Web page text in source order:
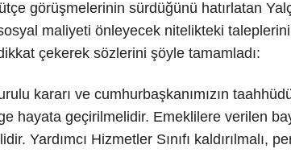
görüşmelerinin sürdüğünü hatırlatan
maliyeti önleyecek nitelikteki
çekerek sözlerini şöyle tamamladı:
kararı ve cumhurbaşkanımızın
hayata geçirilmelidir. Emeklilere verilen
Yardımcı Hizmetler Sınıfı kaldırılmalı,